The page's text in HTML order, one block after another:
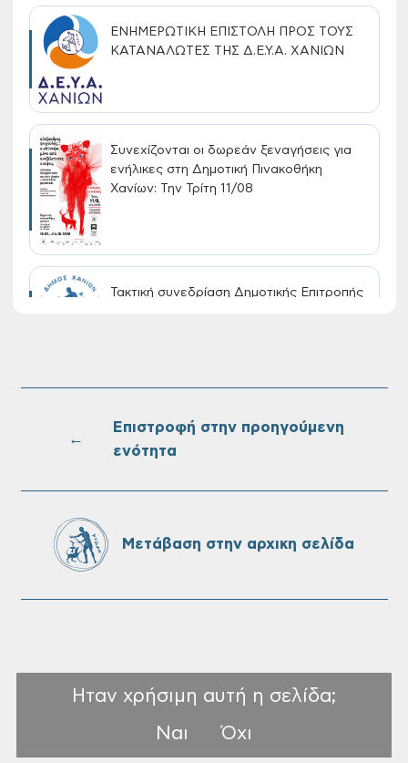
ΕΝΗΜΕΡΩΤΙΚΗ ΕΠΙΣΤΟΛΗ ΠΡΟΣ ΤΟΥΣ
ΚΑΤΑΝΑΛΩΤΕΣ ΤΗΣ Δ.Ε.Υ.Α. ΧΑΝΙΩΝ
Συνεχίζονται οι δωρεάν ξεναγήσεις για
ενήλικες στη Δημοτική Πινακοθήκη
Χανίων: Την Τρίτη 11/08
Τακτική συνεδρίαση Δημοτικής Επιτροπής
Επαναλειτουργία του συστήματος
Ονουφρίου
Πίνακες Κατάταξης & Βαθμολογίας,
Δήμου Χανίων
←
Επιστροφή στην προηγούμενη
ενότητα
Μετάβαση στην αρχικη σελίδα
Ηταν χρήσιμη αυτή η σελίδα;
Ναι
Όχι